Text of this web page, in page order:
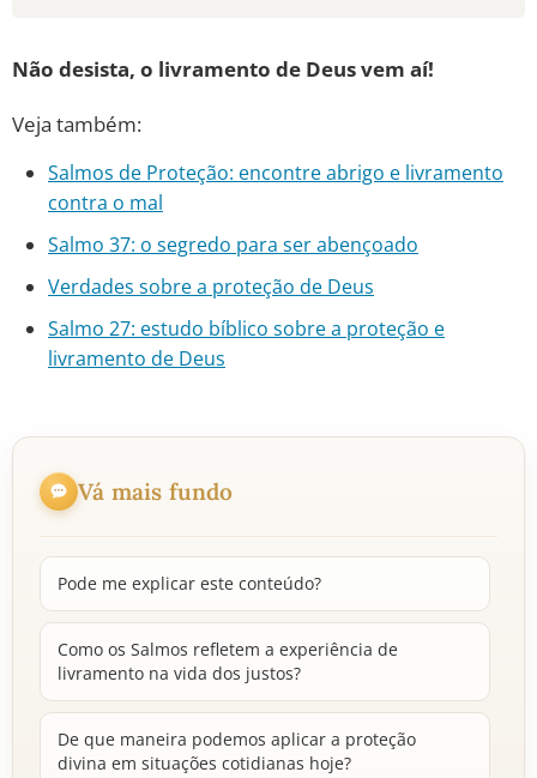
Não desista, o livramento de Deus vem aí!
Veja também:
Salmos de Proteção: encontre abrigo e livramento
contra o mal
Salmo 37: o segredo para ser abençoado
Verdades sobre a proteção de Deus
Salmo 27: estudo bíblico sobre a proteção e
livramento de Deus
Vá mais fundo
Pode me explicar este conteúdo?
Como os Salmos refletem a experiência de
livramento na vida dos justos?
De que maneira podemos aplicar a proteção
divina em situações cotidianas hoje?